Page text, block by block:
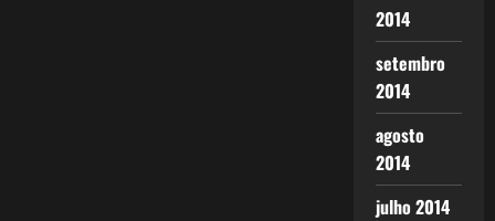
2014
setembro
2014
agosto
2014
julho 2014